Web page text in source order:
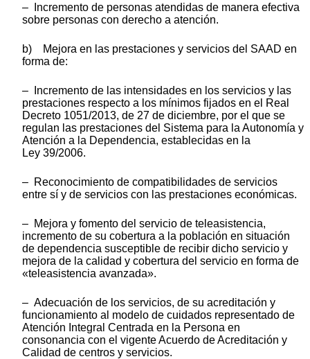
– Incremento de personas atendidas de manera efectiva
sobre personas con derecho a atención.
b) Mejora en las prestaciones y servicios del SAAD en
forma de:
– Incremento de las intensidades en los servicios y las
prestaciones respecto a los mínimos fijados en el Real
Decreto 1051/2013, de 27 de diciembre, por el que se
regulan las prestaciones del Sistema para la Autonomía y
Atención a la Dependencia, establecidas en la
Ley 39/2006.
– Reconocimiento de compatibilidades de servicios
entre sí y de servicios con las prestaciones económicas.
– Mejora y fomento del servicio de teleasistencia,
incremento de su cobertura a la población en situación
de dependencia susceptible de recibir dicho servicio y
mejora de la calidad y cobertura del servicio en forma de
«teleasistencia avanzada».
– Adecuación de los servicios, de su acreditación y
funcionamiento al modelo de cuidados representado de
Atención Integral Centrada en la Persona en
consonancia con el vigente Acuerdo de Acreditación y
Calidad de centros y servicios.